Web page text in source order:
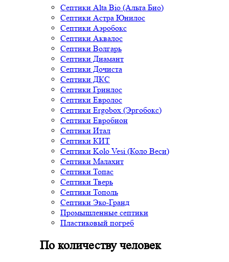
Септики Alta Bio (Альта Био)
Септики Астра Юнилос
Септики Аэробокс
Септики Аквалос
Септики Волгарь
Септики Диамант
Септики Дочиста
Септики ДКС
Септики Гринлос
Септики Евролос
Септики Ergobox (Эргобокс)
Септики Евробион
Септики Итал
Септики КИТ
Септики Kolo Vesi (Коло Веси)
Септики Малахит
Септики Топас
Септики Тверь
Септики Тополь
Септики Эко-Гранд
Промышленные септики
Пластиковый погреб
По количеству человек